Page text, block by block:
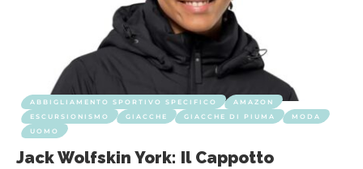
ABBIGLIAMENTO SPORTIVO SPECIFICO
AMAZON
ESCURSIONISMO
GIACCHE GIACCHE DI PIUMA
MODA
UOMO
Jack Wolfskin York: Il Cappotto